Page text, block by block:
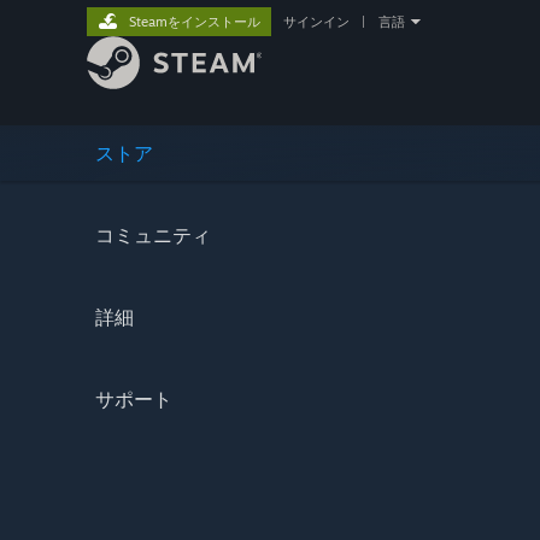
ストア
コミュニティ
詳細
サポート
Steamをインストール サインイン 言語